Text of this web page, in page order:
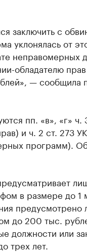
заключить с
уклонялась от
неправомерных
обладателю
— сообщила
пп. «в», «г» ч.
и ч. 2 ст. 273
программ).
в размере до 1
предусмотрено
до 200 тыс.
должности или
трех лет.